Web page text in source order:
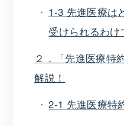
1-3 先進医療は
受けられるわけ
２．「先進医療特
解説！
2-1 先進医療特